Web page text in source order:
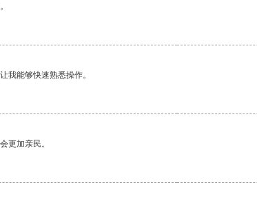
我能够快速熟悉操作。
更加亲民。